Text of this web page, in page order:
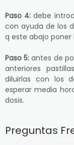
Paso 4: debe
con ayuda de los
q este abajo
Paso 5: antes de
anteriores
diluirlas con los
esperar media
dosis.
Preguntas